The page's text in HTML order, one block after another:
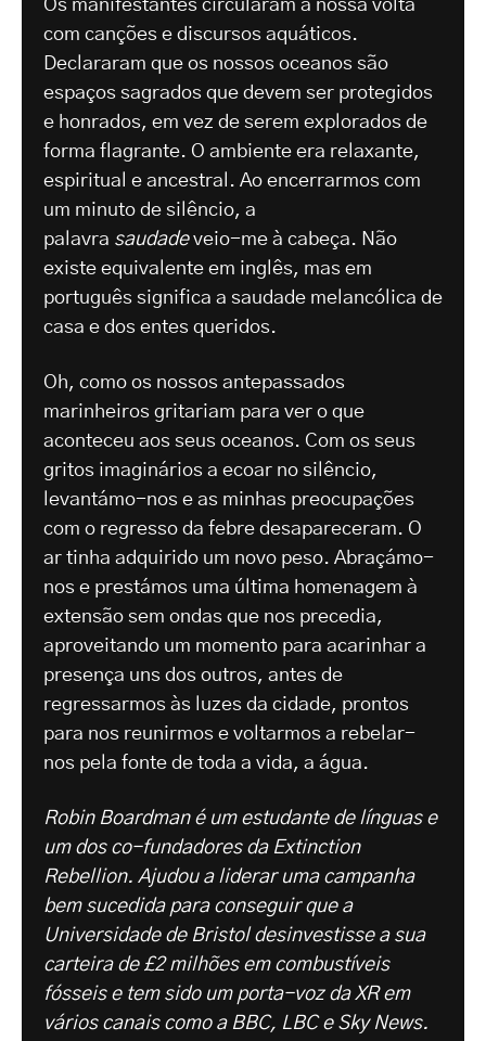
Os manifestantes circularam à nossa volta
com canções e discursos aquáticos.
Declararam que os nossos oceanos são
espaços sagrados que devem ser protegidos
e honrados, em vez de serem explorados de
forma flagrante. O ambiente era relaxante,
espiritual e ancestral. Ao encerrarmos com
um minuto de silêncio, a
palavra saudadeveio-me à cabeça. Não
existe equivalente em inglês, mas em
português significa a saudade melancólica de
casa e dos entes queridos.
Oh, como os nossos antepassados
marinheiros gritariam para ver o que
aconteceu aos seus oceanos. Com os seus
gritos imaginários a ecoar no silêncio,
levantámo-nos e as minhas preocupações
com o regresso da febre desapareceram. O
ar tinha adquirido um novo peso. Abraçámo-
nos e prestámos uma última homenagem à
extensão sem ondas que nos precedia,
aproveitando um momento para acarinhar a
presença uns dos outros, antes de
regressarmos às luzes da cidade, prontos
para nos reunirmos e voltarmos a rebelar-
nos pela fonte de toda a vida, a água.
Robin Boardman é um estudante de línguas e
um dos co-fundadores da Extinction
Rebellion. Ajudou a liderar uma campanha
bem sucedida para conseguir que a
Universidade de Bristol desinvestisse a sua
carteira de £2 milhões em combustíveis
fósseis e tem sido um porta-voz da XR em
vários canais como a BBC, LBC e Sky News.